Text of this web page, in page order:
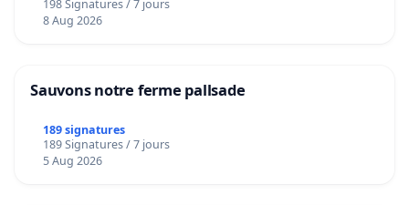
198 Signatures / 7 jours
8 Aug 2026
Sauvons notre ferme pallsade
189 signatures
189 Signatures / 7 jours
5 Aug 2026